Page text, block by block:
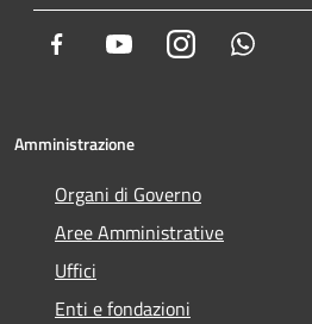
Facebook YoutubeInstagram
Amministrazione
Organi di Governo
Aree Amministrative
Uffici
Enti e fondazioni